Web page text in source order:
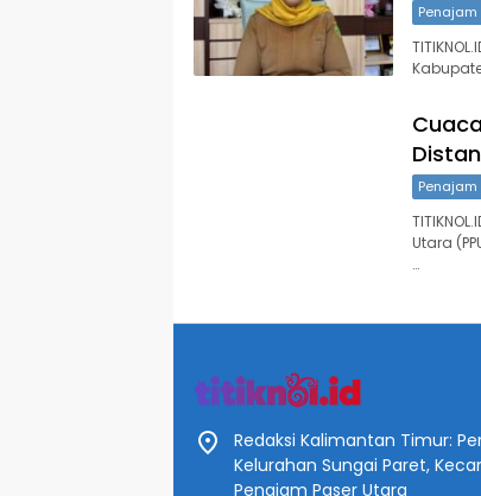
Penajam
Penajam
Utara
…
Redaksi Kalimantan Timur:
Kelurahan Sungai Paret,
Penajam Paser Utara